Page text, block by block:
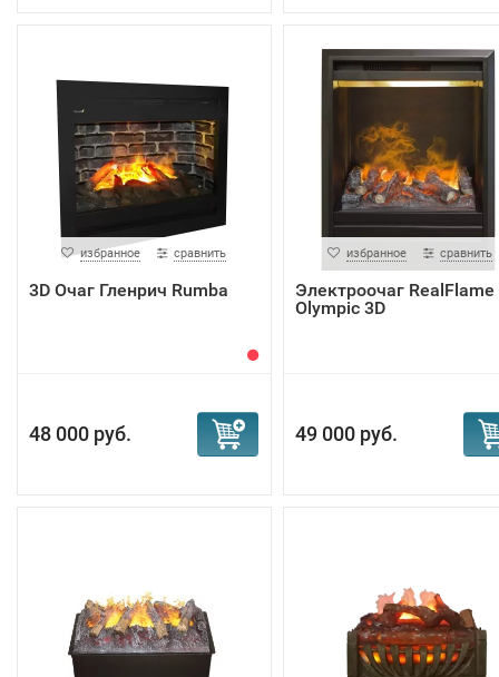
избранное сравнить
3D Очаг Гленрич Rumba
48 000 руб.
избранное сравнить
Электроочаг RealFlame
Olympic 3D
49 000 руб.